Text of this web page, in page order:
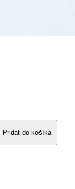
Pridať do košíka